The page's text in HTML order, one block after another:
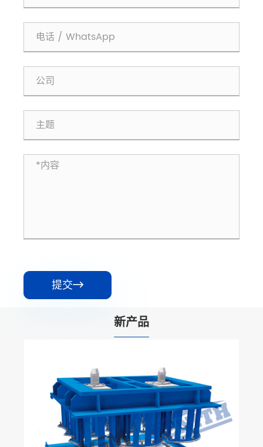
提交
新产品
三工位转盘式大板/路沿石湿法成型机
查看更多 >>